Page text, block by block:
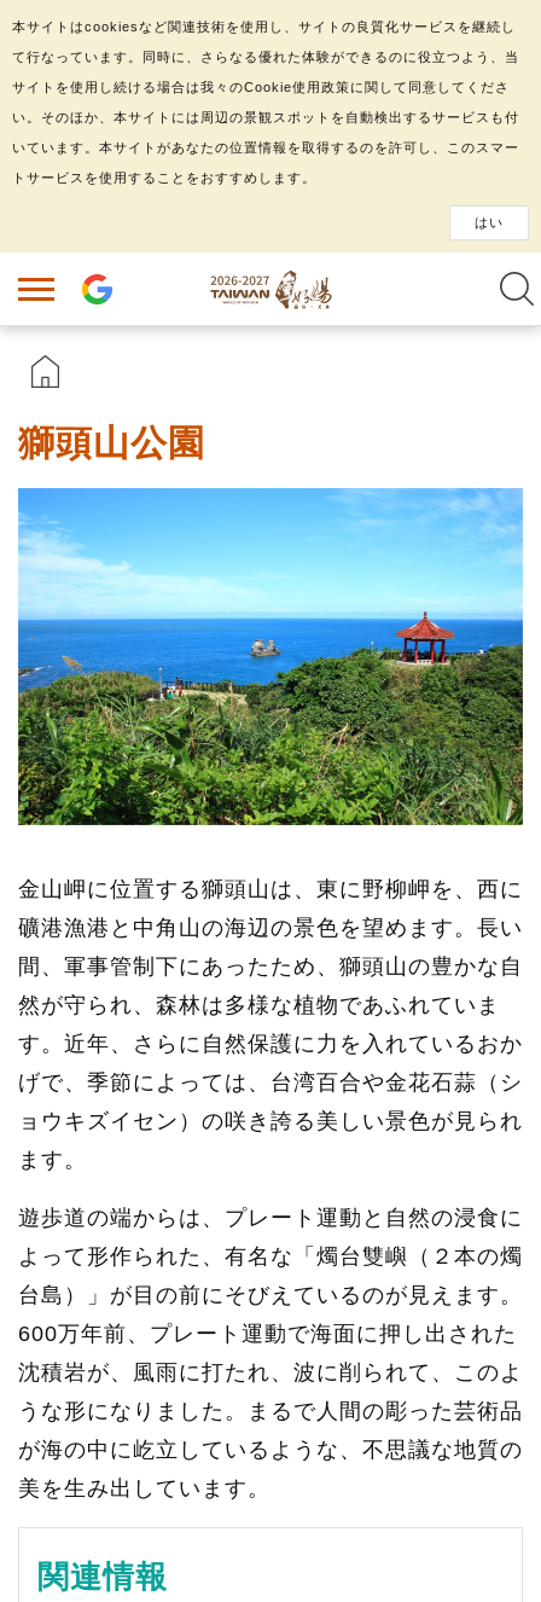
獅頭山公園
金山岬に位置する獅頭山は、東に野柳岬を、西に
礦港漁港と中角山の海辺の景色を望めます。長い
間、軍事管制下にあったため、獅頭山の豊かな自
然が守られ、森林は多様な植物であふれていま
す。近年、さらに自然保護に力を入れているおか
げで、季節によっては、台湾百合や金花石蒜（シ
ョウキズイセン）の咲き誇る美しい景色が見られ
ます。
遊歩道の端からは、プレート運動と自然の浸食に
よって形作られた、有名な「燭台雙嶼（２本の燭
台島）」が目の前にそびえているのが見えます。
600万年前、プレート運動で海面に押し出された
沈積岩が、風雨に打たれ、波に削られて、このよ
うな形になりました。まるで人間の彫った芸術品
が海の中に屹立しているような、不思議な地質の
美を生み出しています。
関連情報
本サイトはcookiesなど関連技術を使用し、サイトの良質化サービスを継続し
て行なっています。同時に、さらなる優れた体験ができるのに役立つよう、当
サイトを使用し続ける場合は我々のCookie使用政策に関して同意してくださ
い。そのほか、本サイトには周辺の景観スポットを自動検出するサービスも付
いています。本サイトがあなたの位置情報を取得するのを許可し、このスマー
トサービスを使用することをおすすめします。
はい